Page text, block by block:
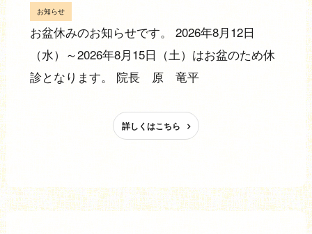
お知らせ
お盆休みのお知らせです。 2026年8月12日
（水）～2026年8月15日（土）はお盆のため休
診となります。 院長 原 竜平
詳しくはこちら